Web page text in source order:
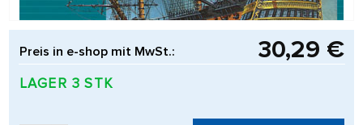
Preis in e-shop mit MwSt.: 30,29 €
LAGER 3 STK